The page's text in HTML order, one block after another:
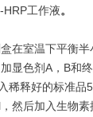
工作液。
在室温下平衡半
显色剂A，B和终
稀释好的标准品
然后加入生物素